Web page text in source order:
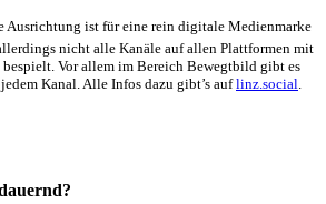
Ausrichtung ist für eine rein digitale Medienmarke
nicht alle Kanäle auf allen Plattformen mit
Vor allem im Bereich Bewegtbild gibt es
Kanal. Alle Infos dazu gibt’s auflinz.social